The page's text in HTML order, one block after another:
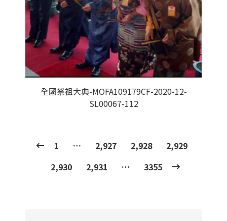
全國祭祖大典-MOFA109179CF-2020-12-
SL00067-112
1 … 2,927 2,928
2,929
2,930
2,931 … 3355